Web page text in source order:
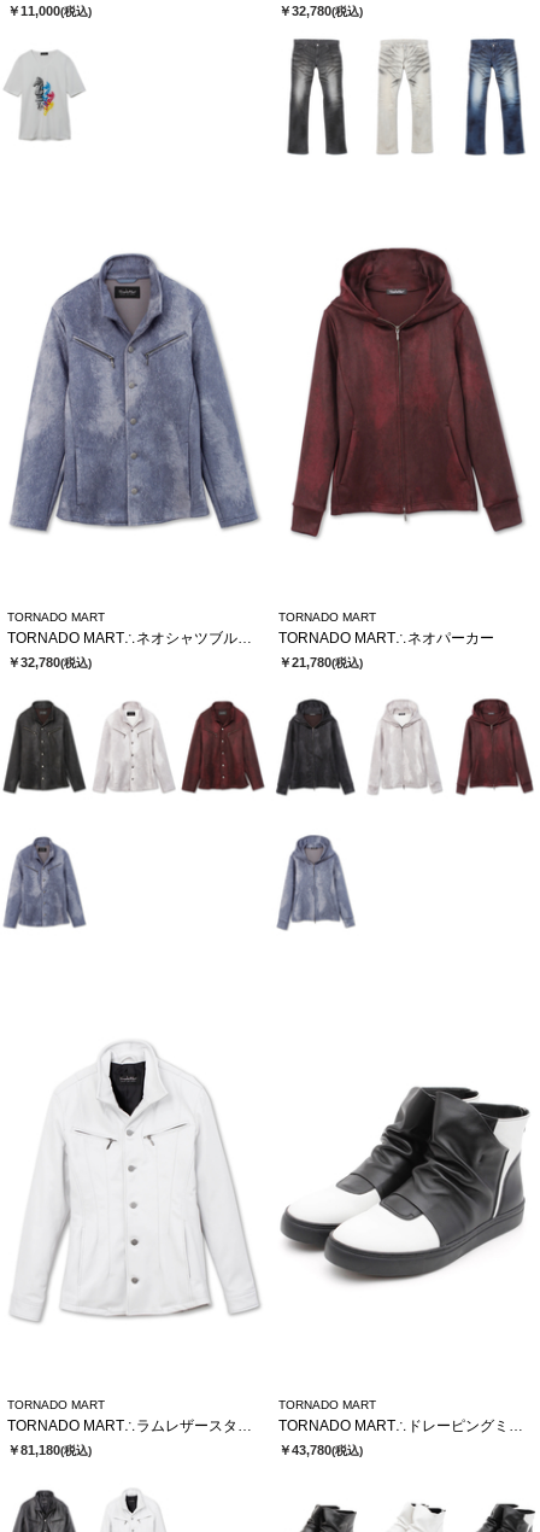
￥11,000(税込) ￥32,780(税込)
TORNADO MART
TORNADO MART∴ネオシャツブルゾン
￥32,780(税込)
TORNADO MART
TORNADO MART∴ネオパーカー
￥21,780(税込)
TORNADO MART
￥81,180(税込)
TORNADO MART
￥43,780(税込)